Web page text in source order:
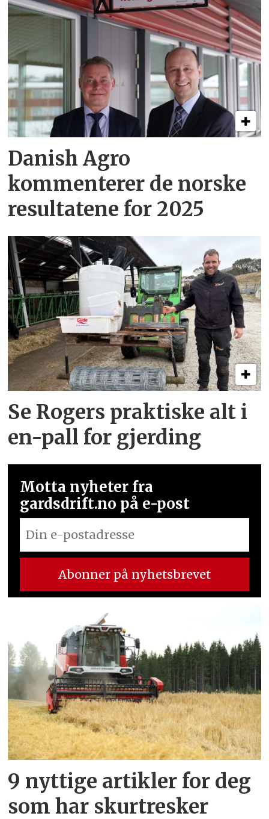
Danish Agro
kommenterer de norske
resultatene for 2025
Se Rogers praktiske alt i
en-pall for gjerding
Motta nyheter fra
gardsdrift.no på e-post
9 nyttige artikler for deg
som har skurtresker